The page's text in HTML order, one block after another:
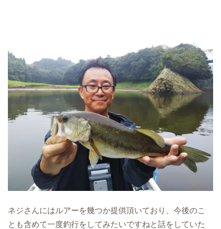
ネジさんにはルアーを幾つか提供頂いており、今後のこ
とも含めて一度釣行をしてみたいですねと話をしていた